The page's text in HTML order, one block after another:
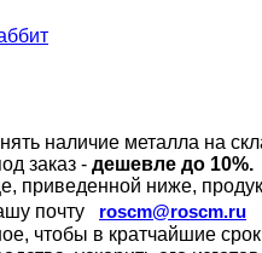
наличие металла на
заказ - дешевле до 10%.
приведенной ниже,
почту
roscm@roscm.ru
чтобы в кратчайшие